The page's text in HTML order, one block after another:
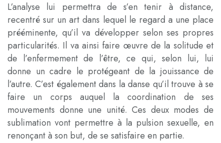
L’analyse lui permettra de s’en tenir à distance,
recentré sur un art dans lequel le regard a une place
prééminente, qu’il va développer selon ses propres
particularités. Il va ainsi faire œuvre de la solitude et
de l’enfermement de l’être, ce qui, selon lui, lui
donne un cadre le protégeant de la jouissance de
l’autre. C’est également dans la danse qu’il trouve à se
faire un corps auquel la coordination de ses
mouvements donne une unité. Ces deux modes de
sublimation vont permettre à la pulsion sexuelle, en
renonçant à son but, de se satisfaire en partie.